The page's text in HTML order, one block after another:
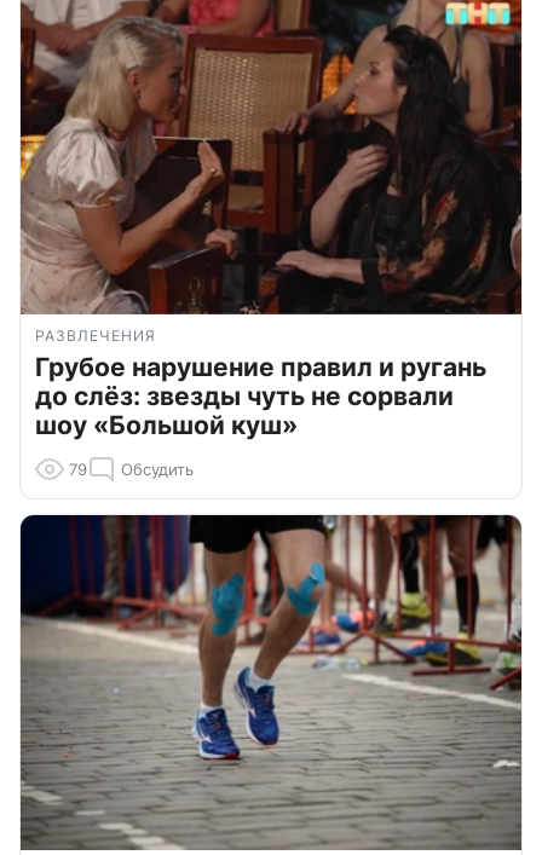
РАЗВЛЕЧЕНИЯ
Грубое нарушение правил и ругань
до слёз: звезды чуть не сорвали
шоу «Большой куш»
79 Обсудить